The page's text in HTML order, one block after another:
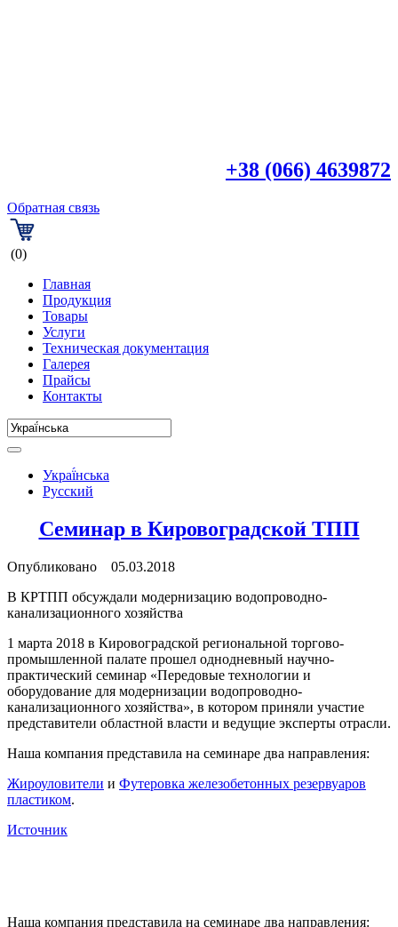
+38 (066) 4639872
Обратная связь
(0)
Главная
Продукция
Товары
Услуги
Техническая документация
Галерея
Прайсы
Контакты
Украї́нська
Русский
Семинар в Кировоградской ТПП
Опубликовано 05.03.2018
В КРТПП обсуждали модернизацию водопроводно-
канализационного хозяйства
1 марта 2018 в Кировоградской региональной торгово-
промышленной палате прошел однодневный научно-
практический семинар «Передовые технологии и
оборудование для модернизации водопроводно-
канализационного хозяйства», в котором приняли участие
представители областной власти и ведущие эксперты отрасли.
Наша компания представила на семинаре два направления:
Жироуловители и Футеровка железобетонных резервуаров
пластиком.
Источник
Наша компания представила на семинаре два направления: